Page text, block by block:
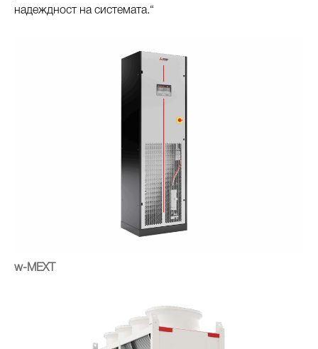
надеждност на системата.“
w-MEXT